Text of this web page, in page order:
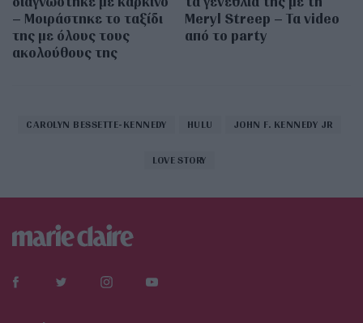
– Μοιράστηκε το ταξίδι
της με όλους τους
ακολούθους της
Meryl Streep – Τα video
από το party
CAROLYN BESSETTE-KENNEDY HULU JOHN F. KENNEDY JR
LOVE STORY